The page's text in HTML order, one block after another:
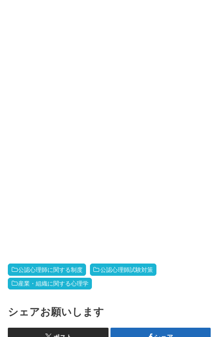
公認心理師に関する制度 公認心理師試験対策
産業・組織に関する心理学
シェアお願いします